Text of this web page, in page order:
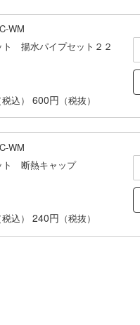
WM
ト 揚水パイプセット２２
税込） 600円 （税抜）
WM
ト 断熱キャップ
税込） 240円 （税抜）